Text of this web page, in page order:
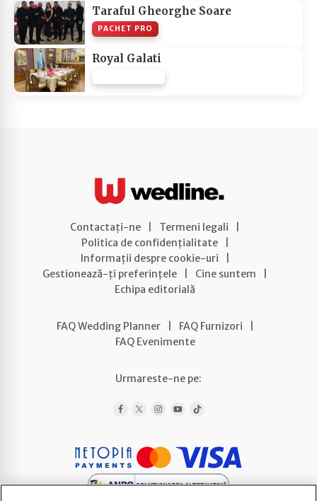
Taraful Gheorghe Soare
PACHET PRO
Royal Galati
Contactați-ne Termeni legali
Politica de confidențialitate
Informații despre cookie-uri
Gestionează-ți preferințele
Cine suntem
Echipa editorială
FAQ Wedding Planner FAQ Furnizori
FAQ Evenimente
Urmareste-ne pe: